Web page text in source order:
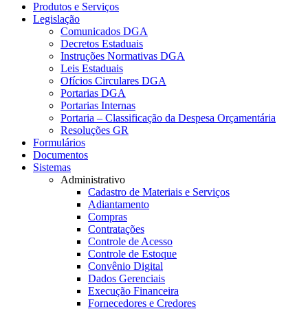
Produtos e Serviços
Legislação
Comunicados DGA
Decretos Estaduais
Instruções Normativas DGA
Leis Estaduais
Ofícios Circulares DGA
Portarias DGA
Portarias Internas
Portaria – Classificação da Despesa Orçamentária
Resoluções GR
Formulários
Documentos
Sistemas
Administrativo
Cadastro de Materiais e Serviços
Adiantamento
Compras
Contratações
Controle de Acesso
Controle de Estoque
Convênio Digital
Dados Gerenciais
Execução Financeira
Fornecedores e Credores